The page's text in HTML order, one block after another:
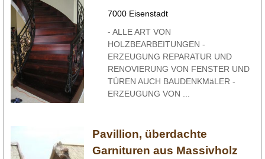
7000 Eisenstadt
- ALLE ART VON
HOLZBEARBEITUNGEN -
ERZEUGUNG REPARATUR UND
RENOVIERUNG VON FENSTER UND
TÜREN AUCH BAUDENKMäLER -
ERZEUGUNG VON ...
Pavillion, überdachte
Garnituren aus Massivholz